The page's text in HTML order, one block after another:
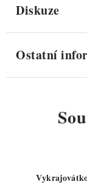
Diskuze
Ostatní